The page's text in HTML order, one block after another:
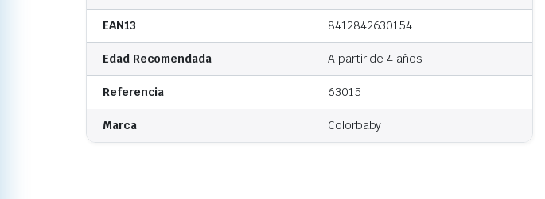
EAN13 8412842630154
Edad Recomendada A partir de 4 años
Referencia 63015
Marca Colorbaby